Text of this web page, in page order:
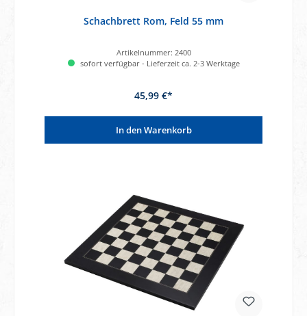
Schachbrett Rom, Feld 55 mm
Artikelnummer: 2400
sofort verfügbar - Lieferzeit ca. 2-3 Werktage
45,99 €*
In den Warenkorb